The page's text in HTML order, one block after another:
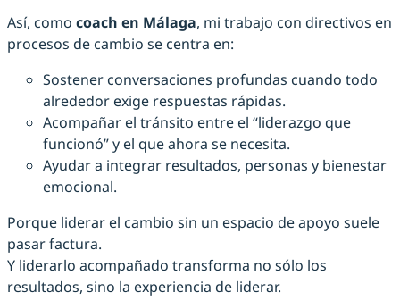
Así, como coach en Málaga, mi trabajo con directivos en
procesos de cambio se centra en:
Sostener conversaciones profundas cuando todo
alrededor exige respuestas rápidas.
Acompañar el tránsito entre el “liderazgo que
funcionó” y el que ahora se necesita.
Ayudar a integrar resultados, personas y bienestar
emocional.
Porque liderar el cambio sin un espacio de apoyo suele
pasar factura.
Y liderarlo acompañado transforma no sólo los
resultados, sino la experiencia de liderar.